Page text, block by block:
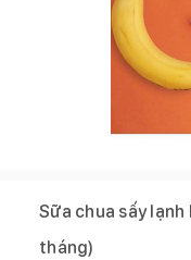
Sữa chua sấy lạnh
tháng)